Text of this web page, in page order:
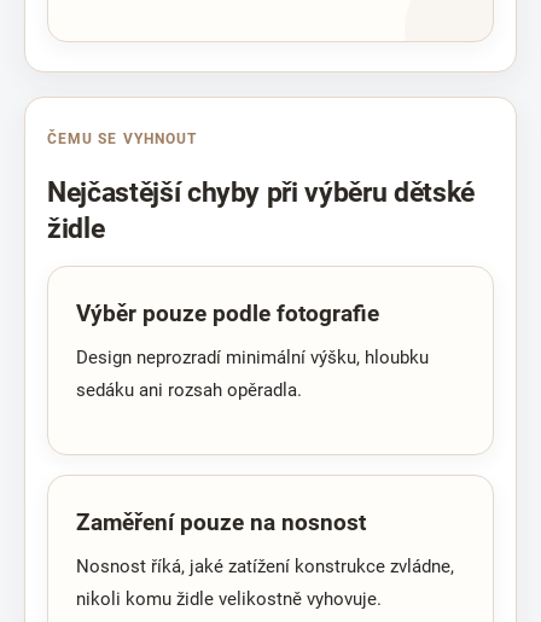
ČEMU SE VYHNOUT
Nejčastější chyby při výběru dětské
židle
Výběr pouze podle fotografie
Design neprozradí minimální výšku, hloubku
sedáku ani rozsah opěradla.
Zaměření pouze na nosnost
Nosnost říká, jaké zatížení konstrukce zvládne,
nikoli komu židle velikostně vyhovuje.